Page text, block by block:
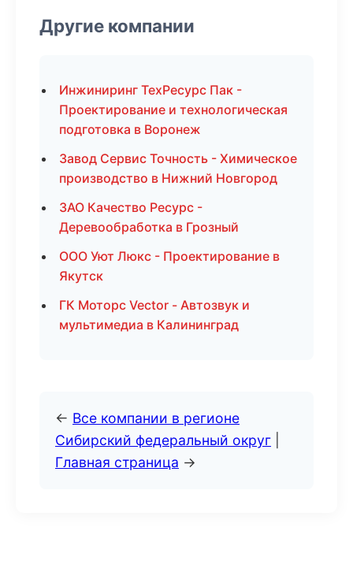
Другие компании
Инжиниринг ТехРесурс Пак -
Проектирование и технологическая
подготовка в Воронеж
Завод Сервис Точность - Химическое
производство в Нижний Новгород
ЗАО Качество Ресурс -
Деревообработка в Грозный
ООО Уют Люкс - Проектирование в
Якутск
ГК Моторс Vector - Автозвук и
мультимедиа в Калининград
← Все компании в регионе
Сибирский федеральный округ
Главная страница →